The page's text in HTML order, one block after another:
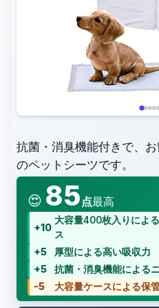
抗菌・消臭機能付きで、
のペットシーツです。
😍 85 点最高
+10
大容量400枚入りによ
ス
+5
厚型による高い吸収力
+5
抗菌・消臭機能による
-5
大容量ケースによる保